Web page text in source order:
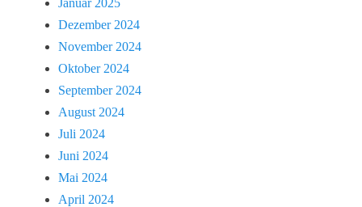
Januar 2025
Dezember 2024
November 2024
Oktober 2024
September 2024
August 2024
Juli 2024
Juni 2024
Mai 2024
April 2024